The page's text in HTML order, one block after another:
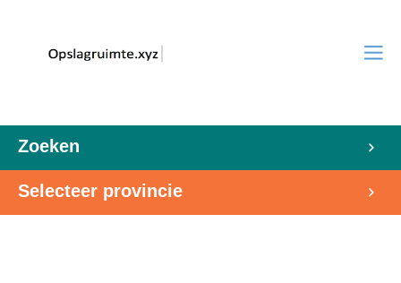
Zoeken
Selecteer provincie